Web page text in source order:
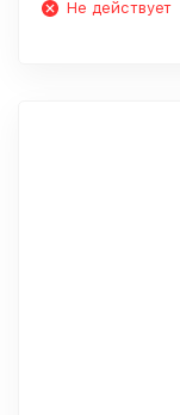
Не действует